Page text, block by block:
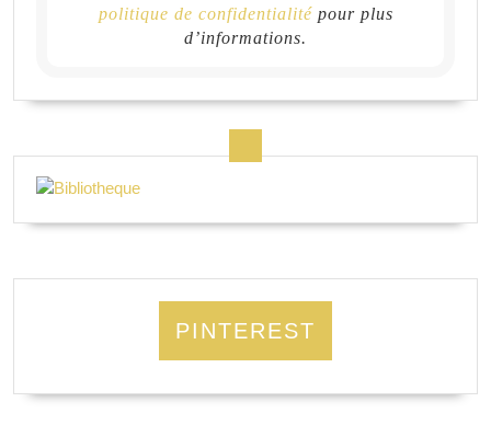
politique de confidentialitépour plus
d’informations.
PINTEREST